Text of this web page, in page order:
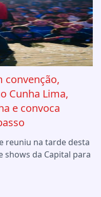
convenção,
Cunha Lima,
e convoca
reuniu na tarde desta
shows da Capital para